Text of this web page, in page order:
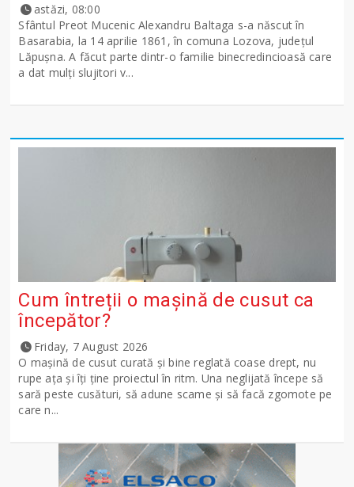
astăzi, 08:00
Sfântul Preot Mucenic Alexandru Baltaga s-a născut în
Basarabia, la 14 aprilie 1861, în comuna Lozova, județul
Lăpușna. A făcut parte dintr-o familie binecredincioasă care
a dat mulți slujitori v...
Cum întreții o mașină de cusut ca
începător?
Friday, 7 August 2026
O mașină de cusut curată și bine reglată coase drept, nu
rupe ața și îți ține proiectul în ritm. Una neglijată începe să
sară peste cusături, să adune scame și să facă zgomote pe
care n...